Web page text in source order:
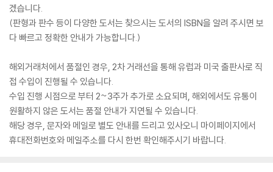
겠습니다.
(판형과 판수 등이 다양한 도서는 찾으시는 도서의 ISBN을 알려 주시면 보
다 빠르고 정확한 안내가 가능합니다.)
해외거래처에서 품절인 경우, 2차 거래선을 통해 유럽과 미국 출판사로 직
접 수입이 진행될 수 있습니다.
수입 진행 시점으로 부터 2~3주가 추가로 소요되며, 해외에서도 유통이
원활하지 않은 도서는 품절 안내가 지연될 수 있습니다.
해당 경우, 문자와 메일로 별도 안내를 드리고 있사오니 마이페이지에서
휴대전화번호와 메일주소를 다시 한번 확인해주시기 바랍니다.